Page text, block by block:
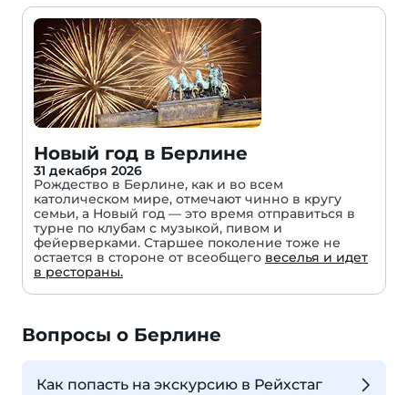
Новый год в Берлине
31 декабря 2026
Рождество в Берлине, как и во всем
католическом мире, отмечают чинно в кругу
семьи, а Новый год — это время отправиться в
турне по клубам с музыкой, пивом и
фейерверками. Старшее поколение тоже не
остается в стороне от всеобщего веселья и идет
в рестораны.
Вопросы о Берлине
Как попасть на экскурсию в Рейхстаг